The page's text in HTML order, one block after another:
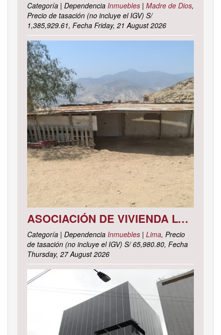
Categoría | Dependencia Inmuebles | Madre de Dios,
Precio de tasación (no incluye el IGV) S/
1,385,929.61, Fecha Friday, 21 August 2026
ASOCIACIÓN DE VIVIENDA LOS CACTUS MZ. C LOTE 9, DISTRITO DE PACHACAMAC, PROVINCIA Y DEPARTAMENTO DE LIMA
Categoría | Dependencia Inmuebles | Lima, Precio
de tasación (no incluye el IGV) S/ 65,980.80, Fecha
Thursday, 27 August 2026